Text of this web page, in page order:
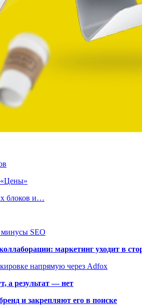
«Цены»
блоков и…
минусы SEO
маркетинг уходит в
напрямую через Adfox
а результат — нет
и закрепляют его в поиске